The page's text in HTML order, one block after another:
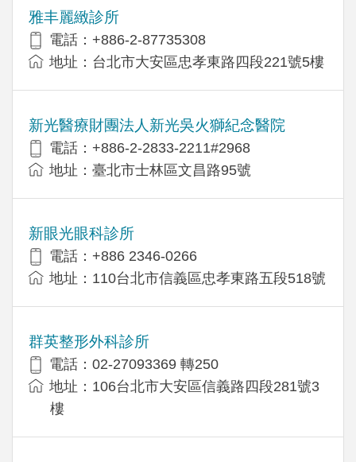
雅丰麗緻診所
電話：+886-2-87735308
地址：台北市大安區忠孝東路四段221號5樓
新光醫療財團法人新光吳火獅紀念醫院
電話：+886-2-2833-2211#2968
地址：臺北市士林區文昌路95號
新眼光眼科診所
電話：+886 2346-0266
地址：110台北市信義區忠孝東路五段518號
群英整形外科診所
電話：02-27093369 轉250
地址：106台北市大安區信義路四段281號3
樓